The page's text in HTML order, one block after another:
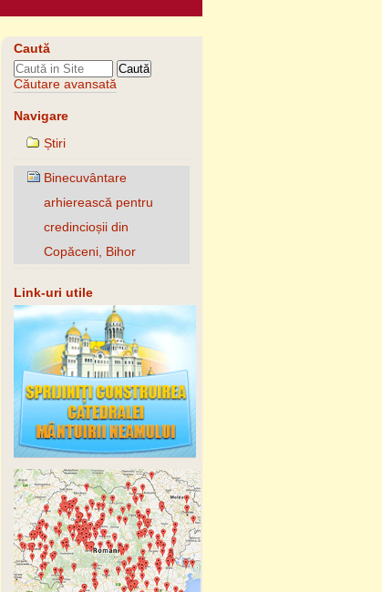
Caută
Căutare avansată
Navigare
Știri
Binecuvântare
arhierească pentru
credincioșii din
Copăceni, Bihor
Link-uri utile